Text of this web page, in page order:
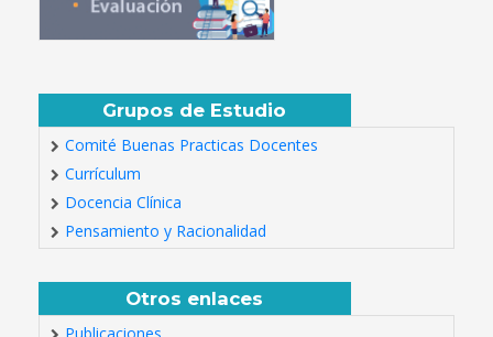
Grupos de Estudio
Comité Buenas Practicas Docentes
Currículum
Docencia Clínica
Pensamiento y Racionalidad
Otros enlaces
Publicaciones